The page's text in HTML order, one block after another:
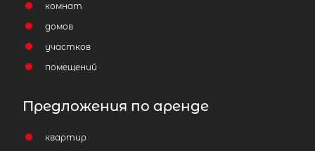
комнат
домов
участков
помещений
Предложения по аренде
квартир